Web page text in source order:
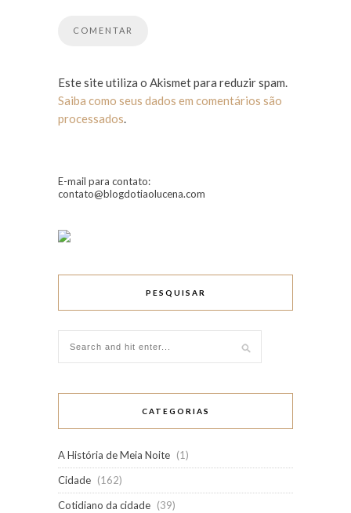
Este site utiliza o Akismet para reduzir spam.
Saiba como seus dados em comentários são
processados.
E-mail para contato:
contato@blogdotiaolucena.com
PESQUISAR
CATEGORIAS
A História de Meia Noite (1)
Cidade (162)
Cotidiano da cidade (39)